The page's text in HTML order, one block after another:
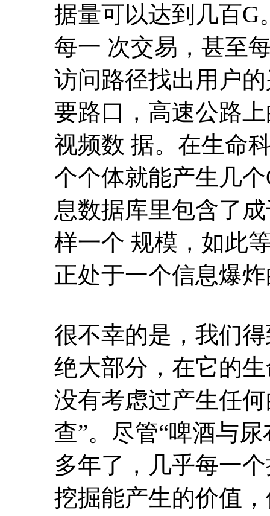
据量可以达到几百G
每一 次交易，甚至
访问路径找出用户
要路口，高速公路
视频数 据。在生命
个个体就能产生几
息数据库里包含了
样一个 规模，如此
正处于一个信息爆
很不幸的是，我们
绝大部分，在它的
没有考虑过产生任
查”。尽管“啤酒与
多年了，几乎每一
挖掘能产生的价值